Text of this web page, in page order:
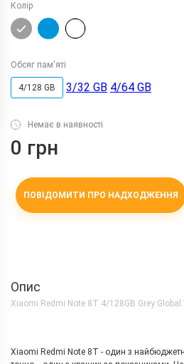
Колір
Обсяг пам'яті
4/128 GB 3/32 GB 4/64 GB
Немає в наявності
0 грн
ПОВІДОМИТИ ПРО НАДХОДЖЕННЯ
Опис
Xiaomi Redmi Note 8T 4/128GB Grey Global
Xiaomi Redmi Note 8T - один з